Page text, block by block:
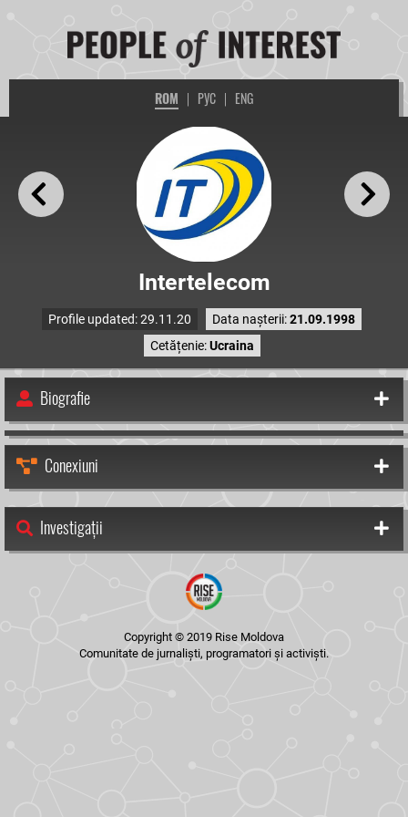
ROM | РУС | ENG
Intertelecom
Profile updated: 29.11.20 Data nașterii:21.09.1998
Cetățenie:Ucraina
Biografie
Conexiuni
Investigații
Copyright © 2019 Rise Moldova
Comunitate de jurnaliști, programatori și activiști.